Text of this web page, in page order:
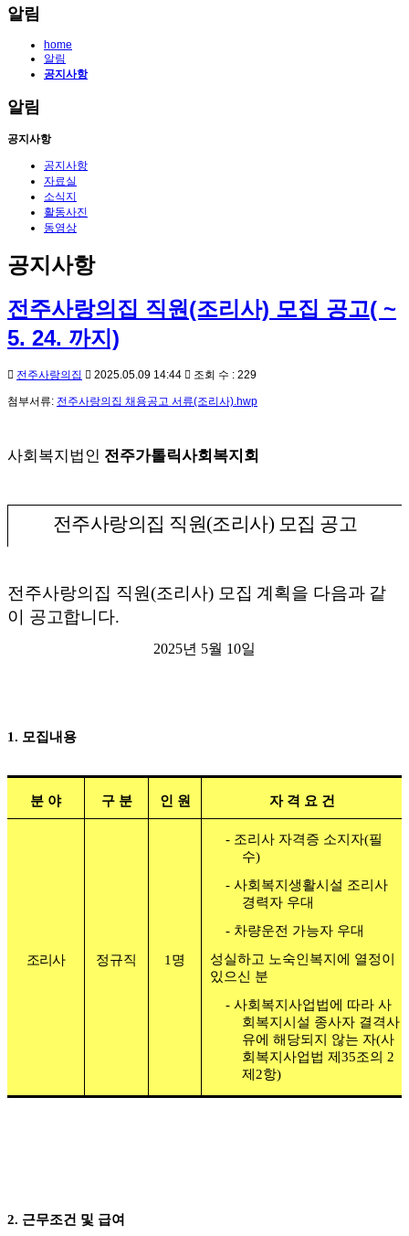
알림
home
알림
공지사항
알림
공지사항
공지사항
자료실
소식지
활동사진
동영상
공지사항
전주사랑의집 직원(조리사) 모집 공고( ~
5. 24. 까지)
전주사랑의집 2025.05.09 14:44 조회 수 : 229
첨부서류: 전주사랑의집 채용공고 서류(조리사).hwp
사회복지법인 전주가톨릭사회복지회
전주사랑의집 직원(조리사) 모집 공고
전주사랑의집 직원(조리사) 모집 계획을 다음과 같
이 공고합니다.
2025년 5월 10일
1. 모집내용
분 야 구 분 인 원 자 격 요 건
조리사 정규직 1 명
- 조리사 자격증 소지자(필
수)
-사회복지생활시설 조리사
경력자 우대
- 차량운전 가능자 우대
성실하고 노숙인복지에 열정이
있으신 분
-사회복지사업법에 따라 사
회복지시설 종사자 결격사
유에 해당되지 않는 자(사
회복지사업법 제 35조의 2
제 2항)
2. 근무조건 및 급여